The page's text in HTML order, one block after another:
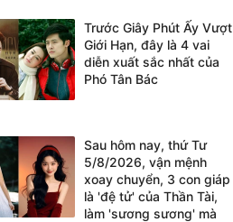
Trước Giây Phút Ấy Vượt
Giới Hạn, đây là 4 vai
diễn xuất sắc nhất của
Phó Tân Bác
Sau hôm nay, thứ Tư
5/8/2026, vận mệnh
xoay chuyển, 3 con giáp
là 'đệ tử' của Thần Tài,
làm 'sương sương' mà